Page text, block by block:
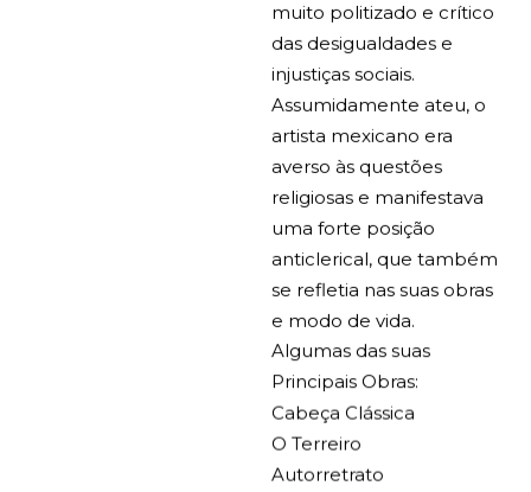
muito politizado e crítico
das desigualdades e
injustiças sociais.
Assumidamente ateu, o
artista mexicano era
averso às questões
religiosas e manifestava
uma forte posição
anticlerical, que também
se refletia nas suas obras
e modo de vida.
Algumas das suas
Principais Obras:
Cabeça Clássica
O Terreiro
Autorretrato